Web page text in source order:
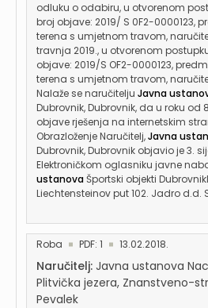
odluku o odabiru, u otvorenom
broj objave: 2019/ S 0F2-0000123,
terena s umjetnom travom,
travnja 2019., u otvorenom
objave: 2019/S OF2-0000123,
terena s umjetnom travom,
Nalaže se naručitelju Javna
Dubrovnik, Dubrovnik, da u roku
objave rješenja na internetskim
Obrazloženje Naručitelj,Javna
Dubrovnik, Dubrovnik objavio je 3.
Elektroničkom oglasniku javne
ustanovaŠportski objekti
Liechtensteinov put 102. Jadro d.d.
Roba PDF: 1 13.02.2018.
Naručitelj: Javna ustanova
Plitvička jezera, Znanstveno-
Pevalek